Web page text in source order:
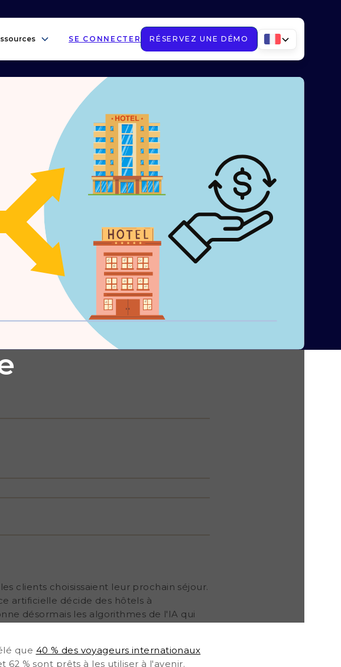
SE CONNECTER RÉSERVEZ UNE DÉMO
clients choisissaient leur prochain séjour.
artificielle décide des hôtels à
désormais les algorithmes de l'IA qui
que 40 % des voyageurs internationaux
62 % sont prêts à les utiliser à l'avenir.